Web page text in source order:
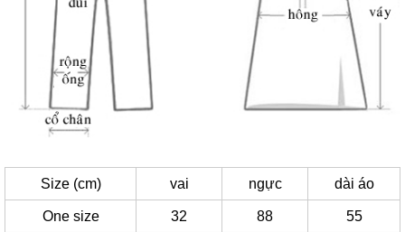
Size (cm) vai ngực dài áo
One size 32 88 55